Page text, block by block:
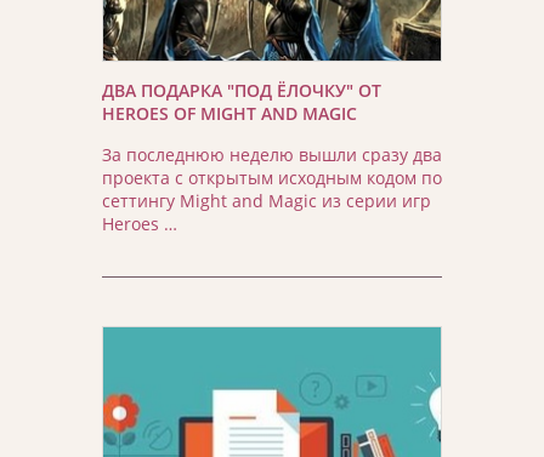
ДВА ПОДАРКА "ПОД ЁЛОЧКУ" ОТ
HEROES OF MIGHT AND MAGIC
За последнюю неделю вышли сразу два
проекта с открытым исходным кодом по
сеттингу Might and Magic из серии игр
Heroes …